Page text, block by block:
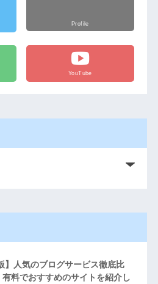
Profile
YouTube
】人気のブログサービス徹底比
料でおすすめのサイトを紹介し